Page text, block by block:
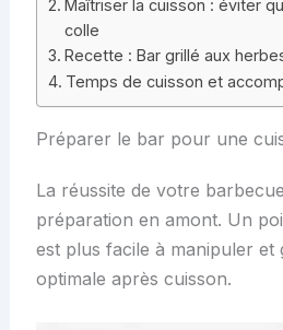
Maîtriser la cuisson : éviter
colle
Recette : Bar grillé aux
Temps de cuisson et
Préparer le bar pour une
La réussite de votre
préparation en amont. Un
est plus facile à manipuler et
optimale après cuisson.